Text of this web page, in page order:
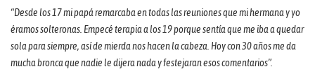
“Desde los 17 mi papá remarcaba en todas las reuniones que mi hermana y yo
éramos solteronas. Empecé terapia a los 19 porque sentía que me iba a quedar
sola para siempre, así de mierda nos hacen la cabeza. Hoy con 30 años me da
mucha bronca que nadie le dijera nada y festejaran esos comentarios”.